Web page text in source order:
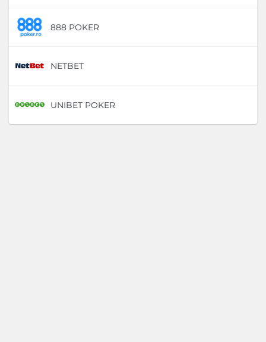
888 POKER
NETBET
UNIBET POKER